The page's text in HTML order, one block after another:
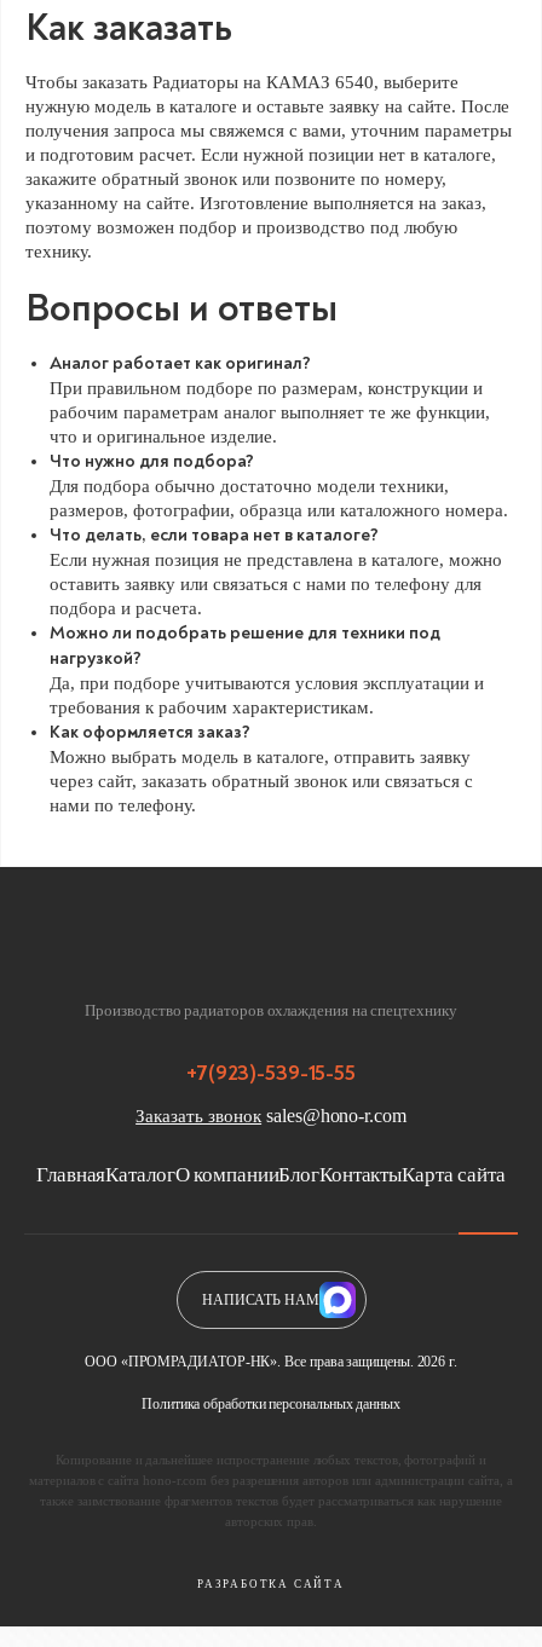
Как заказать
Чтобы заказать Радиаторы на КАМАЗ 6540, выберите
нужную модель в каталоге и оставьте заявку на сайте. После
получения запроса мы свяжемся с вами, уточним параметры
и подготовим расчет. Если нужной позиции нет в каталоге,
закажите обратный звонок или позвоните по номеру,
указанному на сайте. Изготовление выполняется на заказ,
поэтому возможен подбор и производство под любую
технику.
Вопросы и ответы
Аналог работает как оригинал?
При правильном подборе по размерам, конструкции и
рабочим параметрам аналог выполняет те же функции,
что и оригинальное изделие.
Что нужно для подбора?
Для подбора обычно достаточно модели техники,
размеров, фотографии, образца или каталожного номера.
Что делать, если товара нет в каталоге?
Если нужная позиция не представлена в каталоге, можно
оставить заявку или связаться с нами по телефону для
подбора и расчета.
Можно ли подобрать решение для техники под
нагрузкой?
Да, при подборе учитываются условия эксплуатации и
требования к рабочим характеристикам.
Как оформляется заказ?
Можно выбрать модель в каталоге, отправить заявку
через сайт, заказать обратный звонок или связаться с
нами по телефону.
Производство радиаторов охлаждения на спецтехнику
ГлавнаяКаталогО компанииБлогКонтактыКарта сайта
+7(923)-539-15-55
Заказать звонок sales@hono-r.com
ООО «ПРОМРАДИАТОР-НК». Все права защищены. 2026 г.
Политика обработки персональных данных
НАПИСАТЬ НАМ
Копирование и дальнейшее испространение любых текстов, фотографий и
материалов с сайта hono-r.com без разрешения авторов или администрации сайта, а
также заимствование фрагментов текстов будет рассматриваться как нарушение
авторских прав.
РАЗРАБОТКА САЙТА